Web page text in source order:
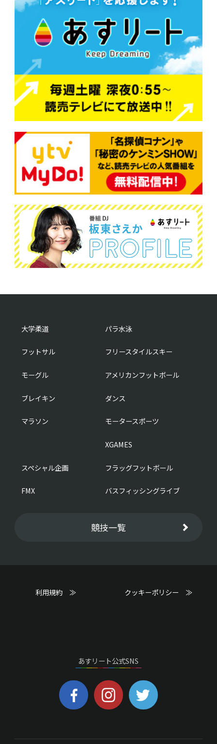
大学柔道 パラ水泳
フットサル フリースタイルスキー
モーグル アメリカンフットボール
ブレイキン ダンス
マラソン モータースポーツ
XGAMES
スペシャル企画 フラッグフットボール
FMX バスフィッシングライブ
競技一覧
利用規約 ≫ クッキーポリシー ≫
あすリート公式SNS